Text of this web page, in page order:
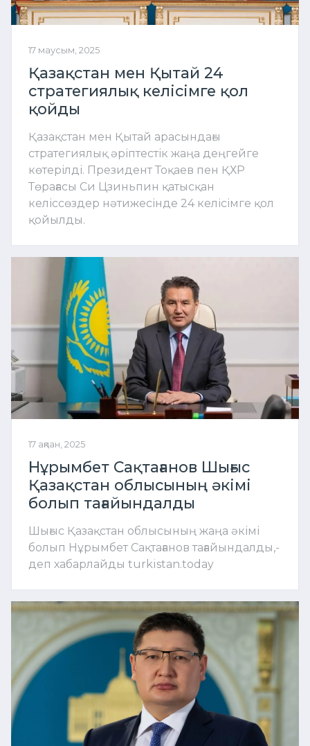
17 маусым, 2025
Қазақстан мен Қытай 24
стратегиялық келісімге қол
қойды
Қазақстан мен Қытай арасындағы
стратегиялық әріптестік жаңа деңгейге
көтерілді. Президент Тоқаев пен ҚХР
Төрағасы Си Цзиньпин қатысқан
келіссөздер нәтижесінде 24 келісімге қол
қойылды.
17 ақпан, 2025
Нұрымбет Сақтағанов Шығыс
Қазақстан облысының әкімі
болып тағайындалды
Шығыс Қазақстан облысының жаңа әкімі
болып Нұрымбет Сақтағанов тағайындалды,-
деп хабарлайды turkistan.today